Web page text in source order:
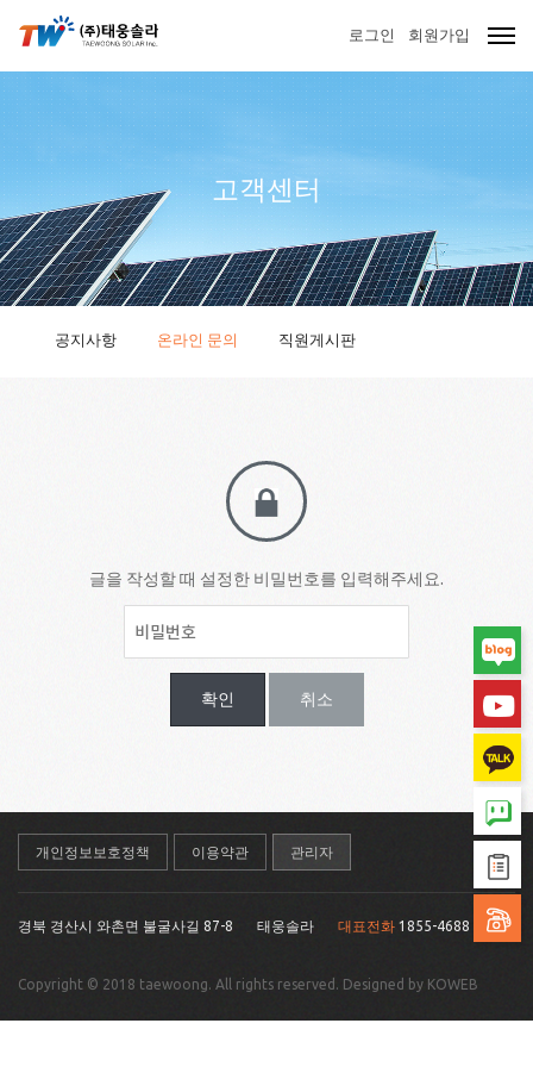
로그인 회원가입
고객센터
공지사항 온라인 문의 직원게시판
글을 작성할 때 설정한 비밀번호를 입력해주세요.
확인 취소
개인정보보호정책 이용약관 관리자
경북 경산시 와촌면 불굴사길 87-8 태웅솔라 대표전화 1855-4688
Copyright © 2018 taewoong. All rights reserved. Designed by KOWEB